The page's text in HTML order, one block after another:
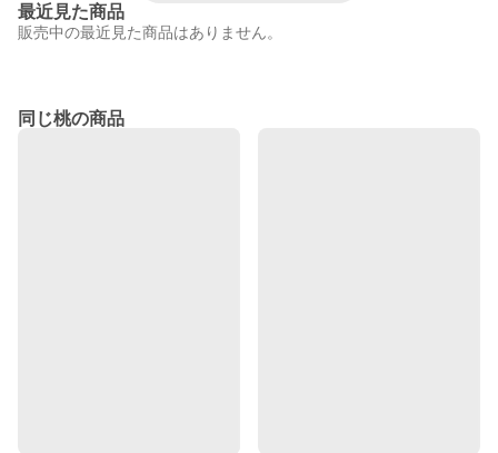
最近見た商品
販売中の最近見た商品はありません。
同じ桃の商品